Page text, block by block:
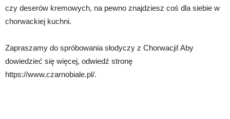
czy deserów kremowych, na pewno znajdziesz coś dla siebie w
chorwackiej kuchni.
Zapraszamy do spróbowania słodyczy z Chorwacji! Aby
dowiedzieć się więcej, odwiedź stronę
https://www.czarnobiale.pl/.